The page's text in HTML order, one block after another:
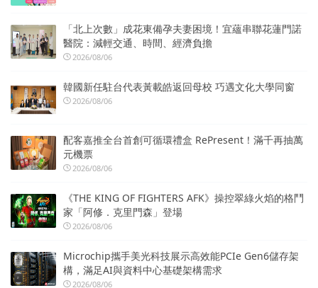
「北上次數」成花東備孕夫妻困境！宜蘊串聯花蓮門諾
醫院：減輕交通、時間、經濟負擔
2026/08/06
韓國新任駐台代表黃載皓返回母校 巧遇文化大學同窗
2026/08/06
配客嘉推全台首創可循環禮盒 RePresent！滿千再抽萬
元機票
2026/08/06
《THE KING OF FIGHTERS AFK》操控翠綠火焰的格鬥
家「阿修．克里門森」登場
2026/08/06
Microchip攜手美光科技展示高效能PCIe Gen6儲存架
構，滿足AI與資料中心基礎架構需求
2026/08/06